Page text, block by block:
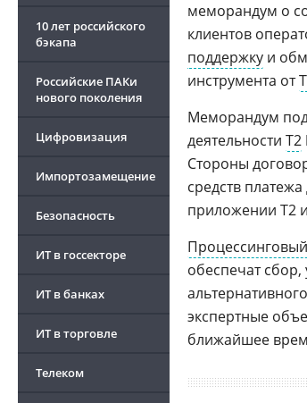
10 лет российского
бэкапа
Российские ПАКи
нового поколения
Цифровизация
Импортозамещение
Безопасность
ИТ в госсекторе
ИТ в банках
ИТ в торговле
Телеком
меморандум о
клиентов
поддержку и
инструмента от
Меморандум
деятельности Т2
Стороны
средств
приложении Т2
обеспечат
экспертные
ближайшее